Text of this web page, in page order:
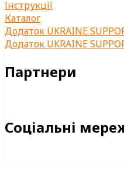
Інструкції
Каталог
Додаток UKRAINE
Додаток UKRAINE
Партнери
Соціальні